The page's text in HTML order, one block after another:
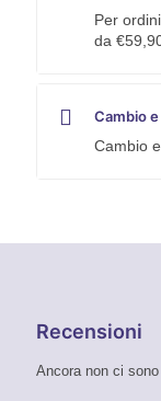
Per
da
Cambio e
Cambio
Recensioni
Ancora non ci